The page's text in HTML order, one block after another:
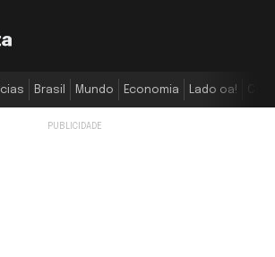
Brasil Mundo Economia Lado oa!